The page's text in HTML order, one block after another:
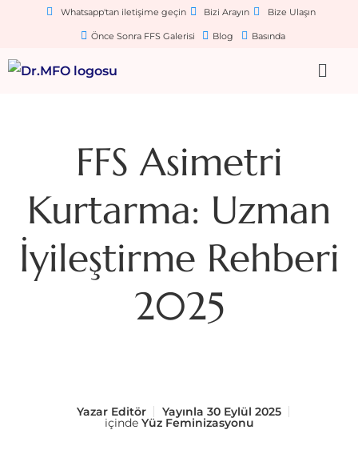
Whatsapp'tan iletişime geçin Bizi Arayın Bize Ulaşın
Önce Sonra FFS Galerisi Blog Basında
FFS Asimetri
Kurtarma: Uzman
İyileştirme Rehberi
2025
Yazar Editör Yayınla 30 Eylül 2025
içinde Yüz Feminizasyonu